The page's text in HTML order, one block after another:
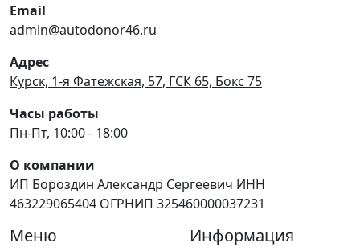
Email
admin@autodonor46.ru
Адрес
Курск, 1-я Фатежская, 57, ГСК 65, Бокс 75
Часы работы
Пн-Пт, 10:00 - 18:00
О компании
ИП Бороздин Александр Сергеевич ИНН
463229065404 ОГРНИП 325460000037231
Меню Информация